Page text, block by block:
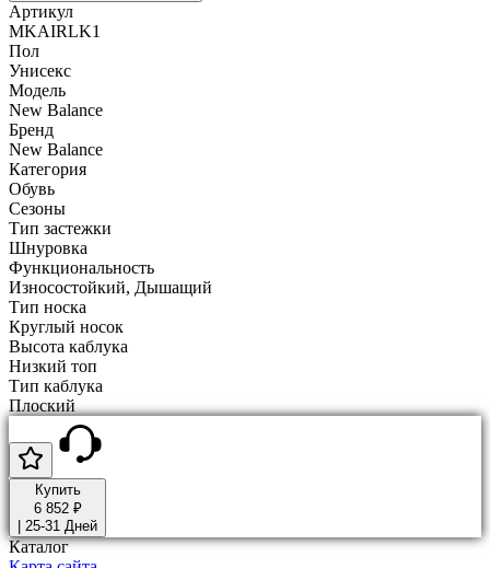
Артикул
MKAIRLK1
Пол
Унисекс
Модель
New Balance
Бренд
New Balance
Категория
Обувь
Сезоны
Тип застежки
Шнуровка
Функциональность
Износостойкий, Дышащий
Тип носка
Круглый носок
Высота каблука
Низкий топ
Тип каблука
Плоский
Купить
6 852 ₽
25-31 Дней
Каталог